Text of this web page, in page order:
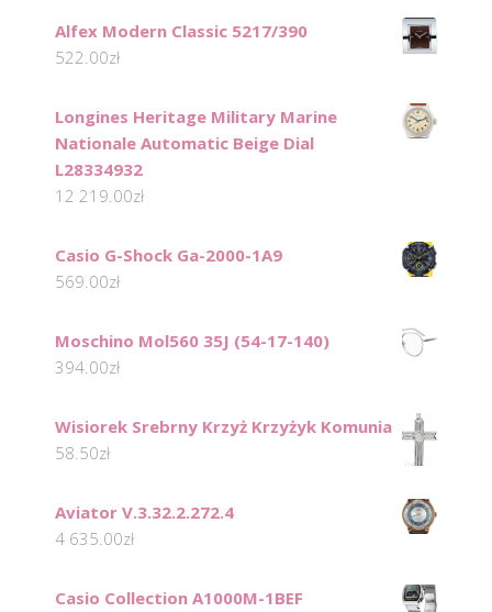
Alfex Modern Classic 5217/390
522.00zł
Longines Heritage Military Marine
Nationale Automatic Beige Dial
L28334932
12 219.00zł
Casio G-Shock Ga-2000-1A9
569.00zł
Moschino Mol560 35J (54-17-140)
394.00zł
Wisiorek Srebrny Krzyż Krzyżyk Komunia
58.50zł
Aviator V.3.32.2.272.4
4 635.00zł
Casio Collection A1000M-1BEF